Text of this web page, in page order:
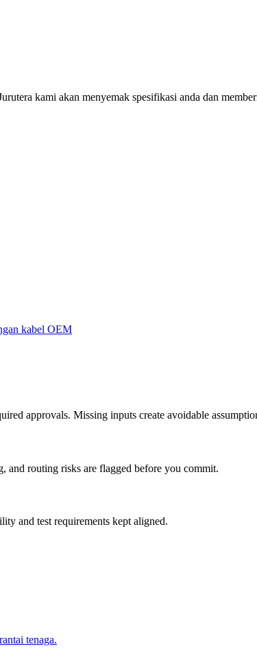
kami akan menyemak spesifikasi anda dan
kabel OEM
approvals. Missing inputs create avoidable
and routing risks are flagged before you commit.
and test requirements kept aligned.
tenaga.